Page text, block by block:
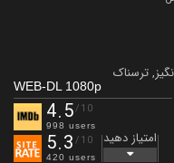
,ترسناک
WEB-DL 1080p
4.5/10
998 users
5.3 /10
420 users
امتیاز دهید